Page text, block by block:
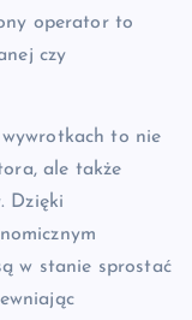
operator to
czy
wywrotkach to nie
ale także
Dzięki
w stanie sprostać